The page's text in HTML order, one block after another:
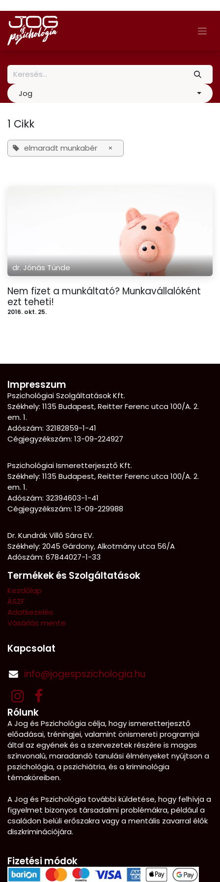
Skip to Content
Jog
1 Cikk
elmaradt munkabér ×
dr. Jónás Tünde
Nem fizet a munkáltató? Munkavállalóként
ezt teheti!
2016. okt. 25.
Impresszum
Pszichológiai Szolgáltatások Kft.
Székhely: 1135 Budapest, Reitter Ferenc utca 100/A. 2.
em. 1.
Adószám: 32182859-1-41
Cégjegyzékszám: 13-09-224927
Pszichológiai Ismeretterjesztő Kft.
Székhely: 1135 Budapest, Reitter Ferenc utca 100/A. 2.
em. 1.
Adószám: 32394603-1-41
Cégjegyzékszám: 13-09-229988
Dr. Kundrák Villő Sára EV.
Székhely: 2045 Gárdony, Alkotmány utca 56/A
Adószám: 67844027-1-33
Termékek és Szolgáltatások
Kezdőlap
ÁSZF
Adatkezelés
Vásárlás mente
Kapcsolat
info@jogespszichologia.hu
Rólunk
A Jog és Pszichológia célja, hogy ismeretterjesztő
előadásai, tréningjei, valamint önismereti programjai
által az egyének és a szervezetek részére is magas
színvonalú, maradandó tanulási élményeket nyújtson a
pszichológia, a pszichiátria, és a kriminológia
témaköreiben.
A Jog és Pszichológia további küldetése, hogy felhívja a
figyelmet bizonyos társadalmi problémákra, például a
családon belüli erőszakra vagy a mentális zavarral élők
diszkriminációjára.
Fizetési módok